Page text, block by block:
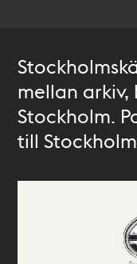
mellan
Stockholm.
till